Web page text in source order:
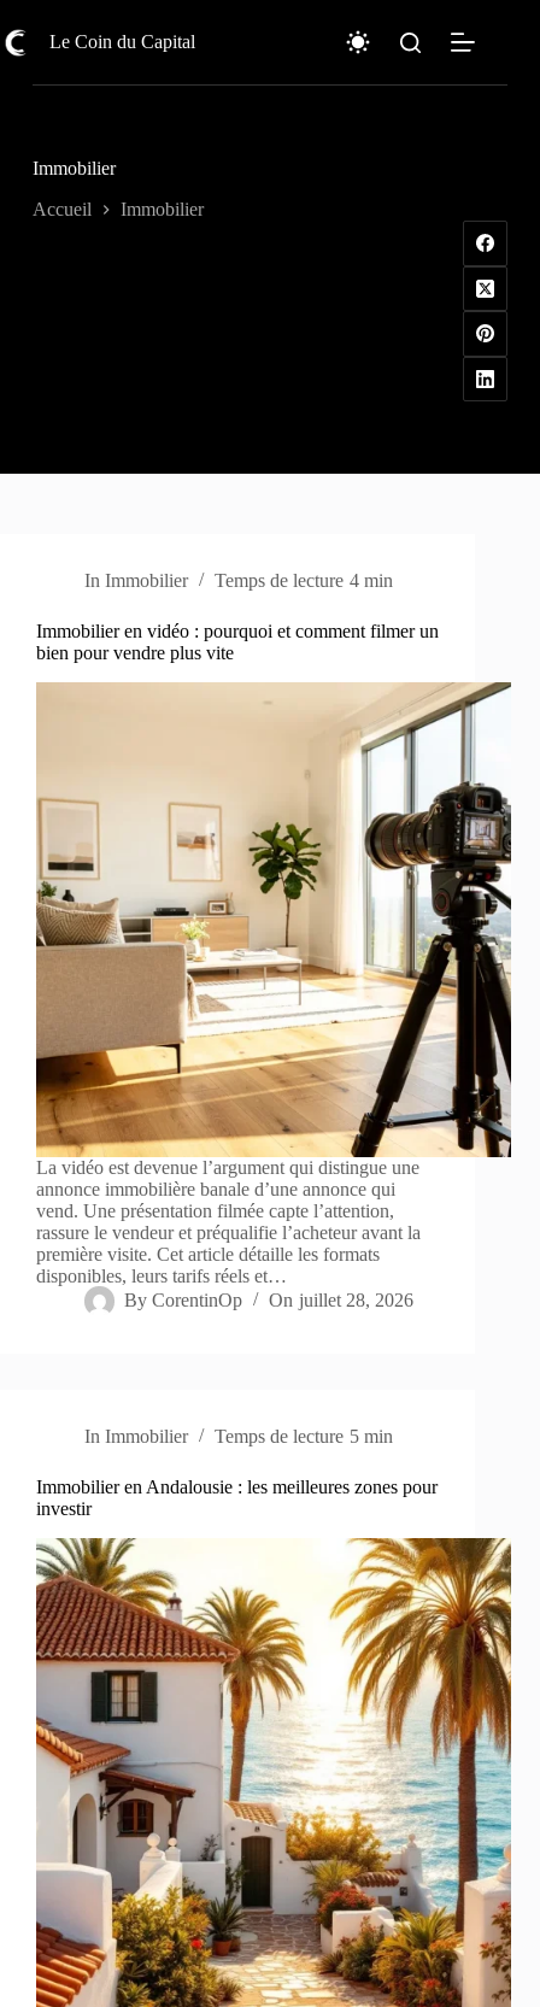
au
contenu
Le Coin du Capital
Immobilier
Accueil Immobilier
In Immobilier Temps de lecture 4 min
Immobilier en vidéo : pourquoi et comment filmer un
bien pour vendre plus vite
La vidéo est devenue l’argument qui distingue une
annonce immobilière banale d’une annonce qui
vend. Une présentation filmée capte l’attention,
rassure le vendeur et préqualifie l’acheteur avant la
première visite. Cet article détaille les formats
disponibles, leurs tarifs réels et…
By CorentinOp On juillet 28, 2026
In Immobilier Temps de lecture 5 min
Immobilier en Andalousie : les meilleures zones pour
investir